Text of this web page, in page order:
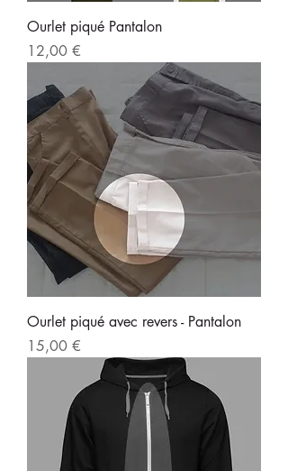
Ourlet piqué Pantalon
Prix
12,00 €
Ourlet piqué avec revers - Pantalon
Prix
15,00 €